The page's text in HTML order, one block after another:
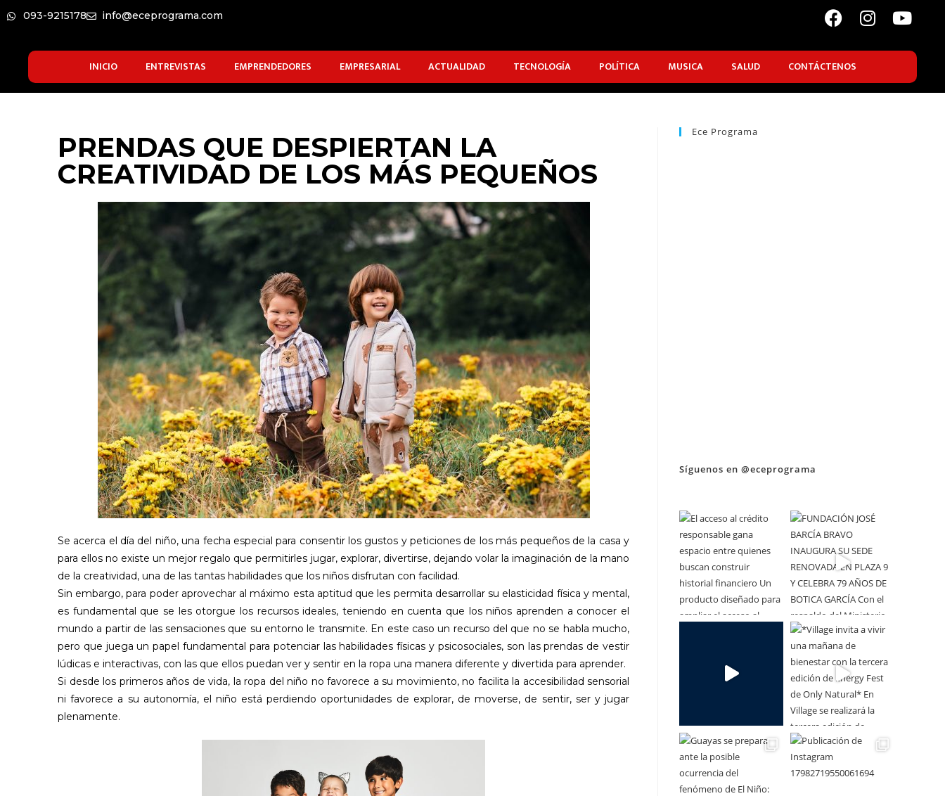
093-9215178 info@eceprograma.com
INICIO ENTREVISTAS EMPRENDEDORES EMPRESARIAL ACTUALIDAD TECNOLOGÍA POLÍTICA MUSICA SALUD CONTÁCTENOS
PRENDAS QUE DESPIERTAN LA
CREATIVIDAD DE LOS MÁS PEQUEÑOS
Se acerca el día del niño, una fecha especial para consentir los gustos y peticiones de los más pequeños de la casa y
para ellos no existe un mejor regalo que permitirles jugar, explorar, divertirse, dejando volar la imaginación de la mano
de la creatividad, una de las tantas habilidades que los niños disfrutan con facilidad.
Sin embargo, para poder aprovechar al máximo esta aptitud que les permita desarrollar su elasticidad física y mental,
es fundamental que se les otorgue los recursos ideales, teniendo en cuenta que los niños aprenden a conocer el
mundo a partir de las sensaciones que su entorno le transmite. En este caso un recurso del que no se habla mucho,
pero que juega un papel fundamental para potenciar las habilidades físicas y psicosociales, son las prendas de vestir
lúdicas e interactivas, con las que ellos puedan ver y sentir en la ropa una manera diferente y divertida para aprender.
Si desde los primeros años de vida, la ropa del niño no favorece a su movimiento, no facilita la accesibilidad sensorial
ni favorece a su autonomía, el niño está perdiendo oportunidades de explorar, de moverse, de sentir, ser y jugar
plenamente.
Ece Programa
Síguenos en @eceprograma